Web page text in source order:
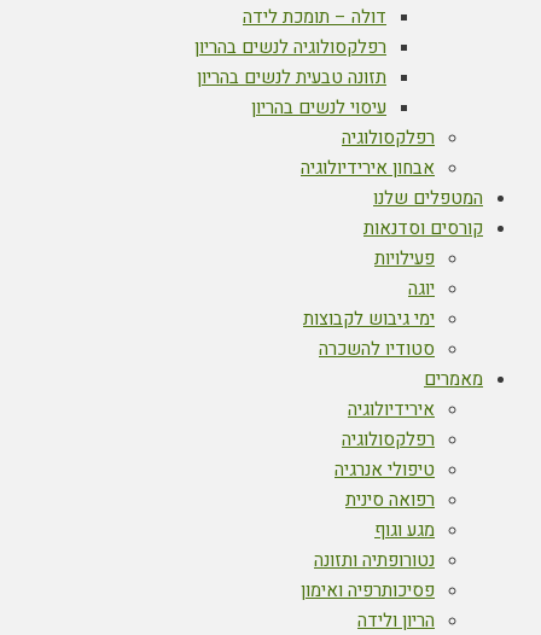
דולה – תומכת לידה
רפלקסולוגיה לנשים בהריון
תזונה טבעית לנשים בהריון
עיסוי לנשים בהריון
רפלקסולוגיה
אבחון אירידיולוגיה
המטפלים שלנו
קורסים וסדנאות
פעילויות
יוגה
ימי גיבוש לקבוצות
סטודיו להשכרה
מאמרים
אירידיולוגיה
רפלקסולוגיה
טיפולי אנרגיה
רפואה סינית
מגע וגוף
נטורופתיה ותזונה
פסיכותרפיה ואימון
הריון ולידה